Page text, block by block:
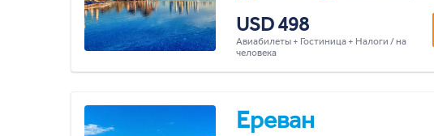
USD 498
Авиабилеты + Гостиница + Налоги / на
человека
Ереван